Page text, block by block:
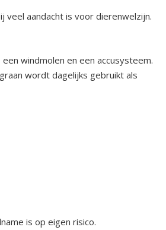
veel aandacht is voor dierenwelzijn.
windmolen en een accusysteem.
wordt dagelijks gebruikt als
is op eigen risico.